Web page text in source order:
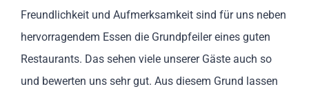
Freundlichkeit und Aufmerksamkeit sind für uns neben
hervorragendem Essen die Grundpfeiler eines guten
Restaurants. Das sehen viele unserer Gäste auch so
und bewerten uns sehr gut. Aus diesem Grund lassen